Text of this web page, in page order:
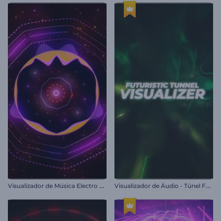
V
isualizador de Música Electro House V
isualizador de Áudio - Túnel Futurista